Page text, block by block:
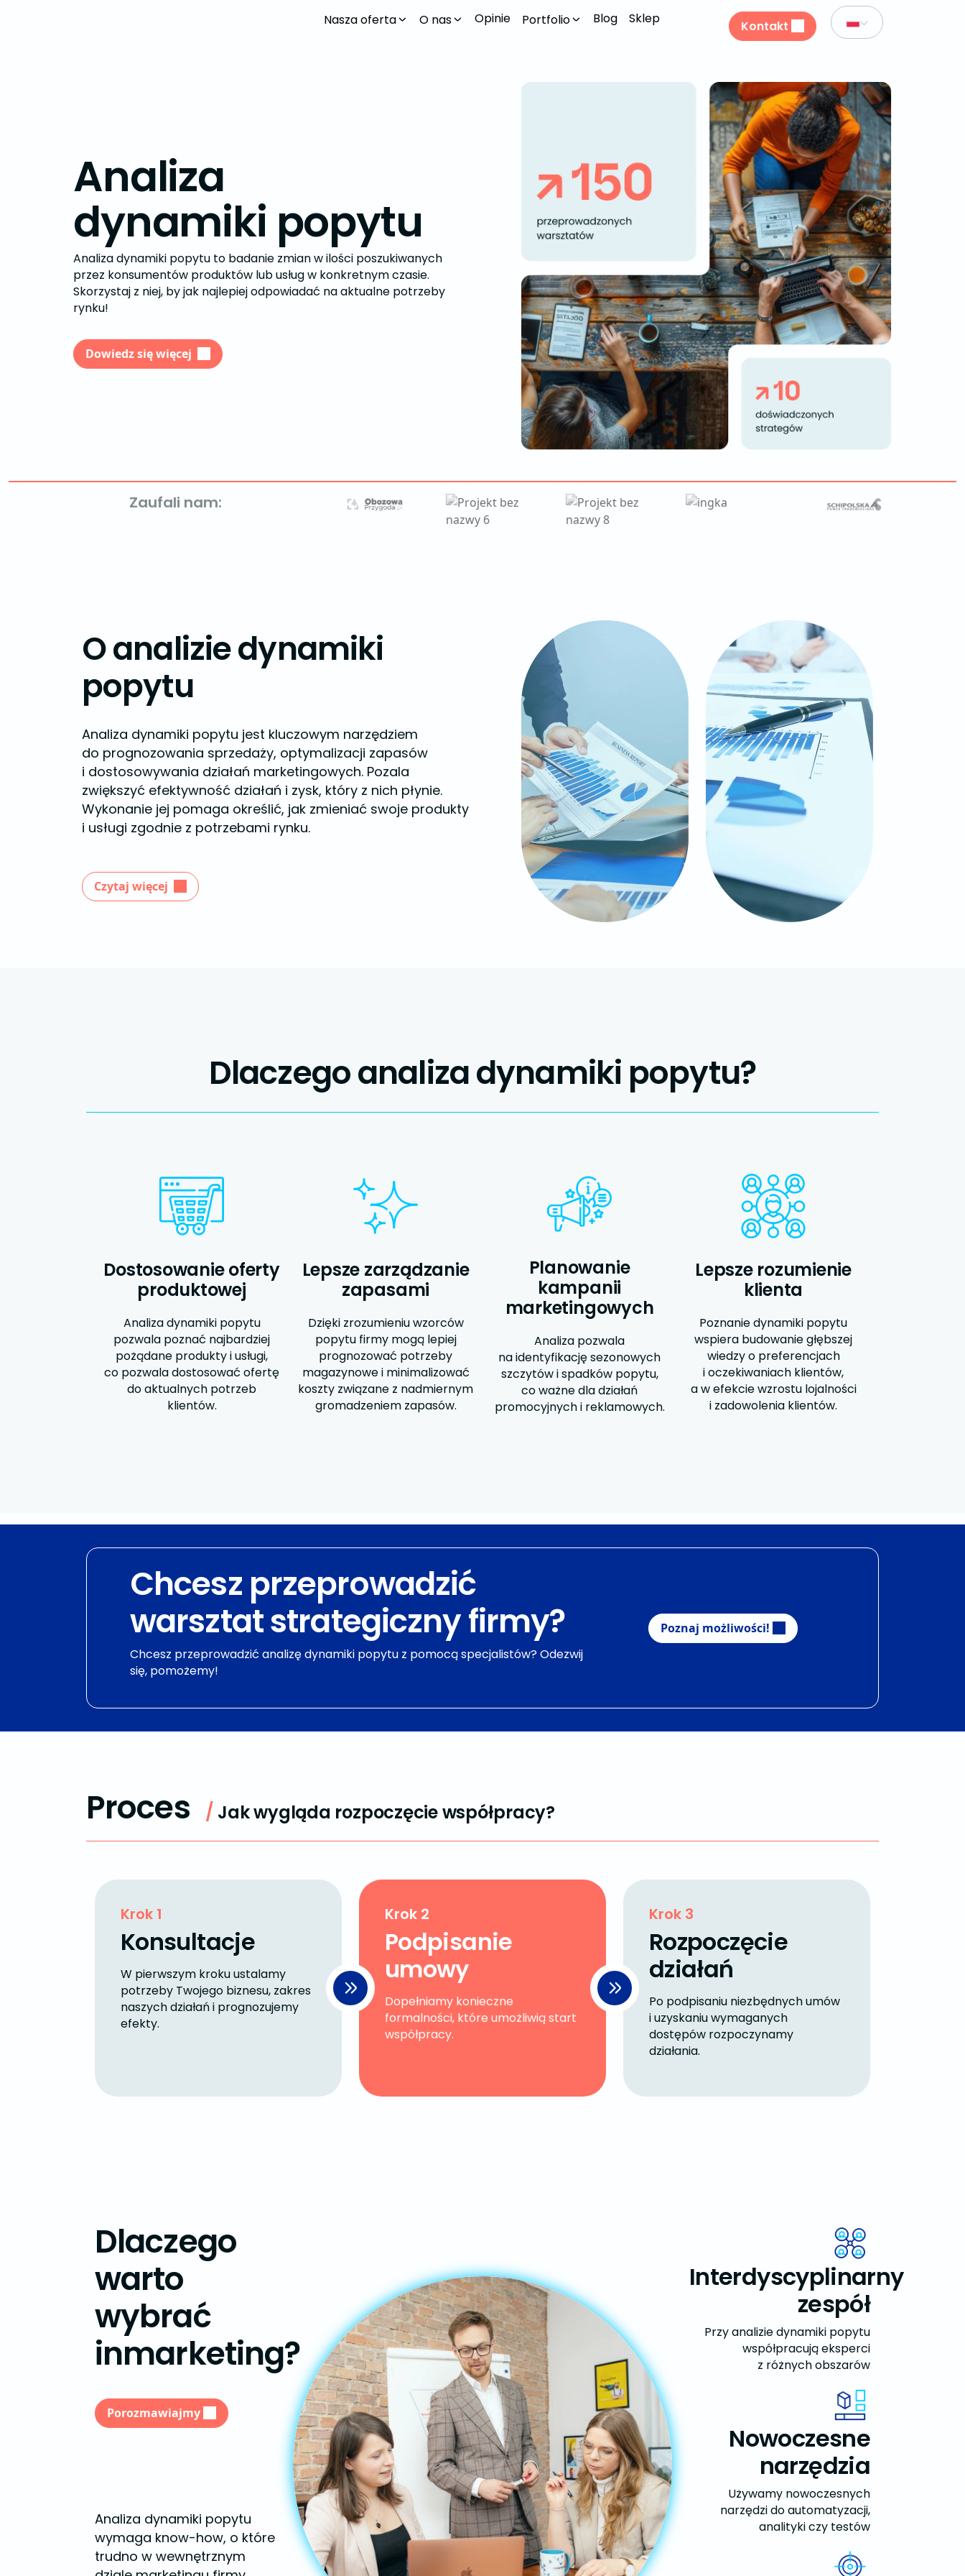
Nasza oferta O nas Opinie Portfolio Blog Sklep Kontakt
Analiza
dynamiki popytu
Analiza dynamiki popytu to badanie zmian w ilości poszukiwanych
przez konsumentów produktów lub usług w konkretnym czasie.
Skorzystaj z niej, by jak najlepiej odpowiadać na aktualne potrzeby
rynku!
Dowiedz się więcej
Zaufali nam:
O analizie dynamiki
popytu
Analiza dynamiki popytu jest kluczowym narzędziem
do prognozowania sprzedaży, optymalizacji zapasów
i dostosowywania działań marketingowych. Pozala
zwiększyć efektywność działań i zysk, który z nich płynie.
Wykonanie jej pomaga określić, jak zmieniać swoje produkty
i usługi zgodnie z potrzebami rynku.
Czytaj więcej
Dlaczego analiza dynamiki popytu?
Dostosowanie oferty
produktowej
Analiza dynamiki popytu
pozwala poznać najbardziej
pożądane produkty i usługi,
co pozwala dostosować ofertę
do aktualnych potrzeb
klientów.
Lepsze zarządzanie
zapasami
Dzięki zrozumieniu wzorców
popytu firmy mogą lepiej
prognozować potrzeby
magazynowe i minimalizować
koszty związane z nadmiernym
gromadzeniem zapasów.
Planowanie
kampanii
marketingowych
Analiza pozwala
na identyfikację sezonowych
szczytów i spadków popytu,
co ważne dla działań
promocyjnych i reklamowych.
Lepsze rozumienie
klienta
Poznanie dynamiki popytu
wspiera budowanie głębszej
wiedzy o preferencjach
i oczekiwaniach klientów,
a w efekcie wzrostu lojalności
i zadowolenia klientów.
Chcesz przeprowadzić
warsztat strategiczny firmy?
Chcesz przeprowadzić analizę dynamiki popytu z pomocą specjalistów? Odezwij
się, pomożemy!
Poznaj możliwości!
Proces / Jak wygląda rozpoczęcie współpracy?
Krok 1
Konsultacje
W pierwszym kroku ustalamy
potrzeby Twojego biznesu, zakres
naszych działań i prognozujemy
efekty.
Krok 2
Podpisanie
umowy
Dopełniamy konieczne
formalności, które umożliwią start
współpracy.
Krok 3
Rozpoczęcie
działań
Po podpisaniu niezbędnych umów
i uzyskaniu wymaganych
dostępów rozpoczynamy
działania.
Dlaczego
warto
wybrać
inmarketing?
Porozmawiajmy
Analiza dynamiki popytu
wymaga know-how, o które
trudno w wewnętrznym
Interdyscyplinarny
zespół
Przy analizie dynamiki popytu
współpracują eksperci
z różnych obszarów
Nowoczesne
narzędzia
Używamy nowoczesnych
narzędzi do automatyzacji,
analityki czy testów